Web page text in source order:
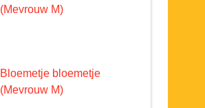
(Mevrouw M)
Bloemetje bloemetje
(Mevrouw M)